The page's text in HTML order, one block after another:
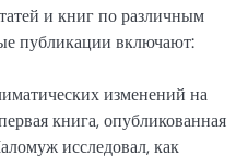
и книг по различным
публикации включают:
изменений на
книга, опубликованная
исследовал, как